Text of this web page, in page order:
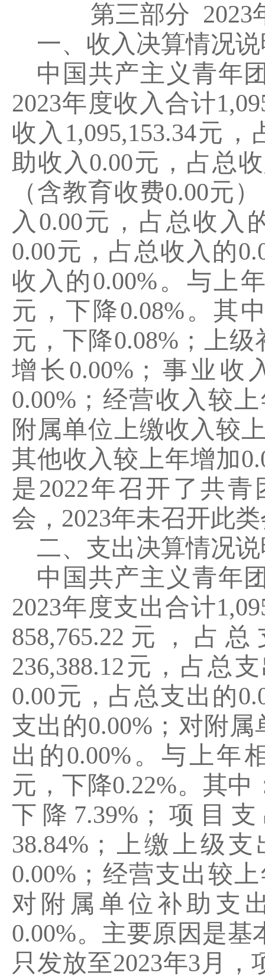
第三部分 2023
一、收入决算情况
中国共产主义青年
2023年度收入合计
收入 1,095,153.34元，
助收入 0.00元，占总
（含教育收费0.00元
入 0.00元，占总收入
0.00元，占总收入的
收入的0.00%。与上
元，下降0.08%。其
元，下降0.08% ；上
增长 0.00% ；事业收
0.00% ；经营收入较
附属单位上缴收入较
其他收入较上年增加
是2022年召开了共青
会， 2023年未召开此
二、支出决算情况
中国共产主义青年
2023年度支出合计
858,765.22 元，占总
236,388.12元，占总
0.00元，占总支出的
支出的0.00% ；对附
出的0.00% 。与上年
元，下降0.22%。其中
下降 7.39% ；项目
38.84% ；上缴上级
0.00% ；经营支出较
对附属单位补助支
0.00%。主要原因是基
只发放至2023年3 月，